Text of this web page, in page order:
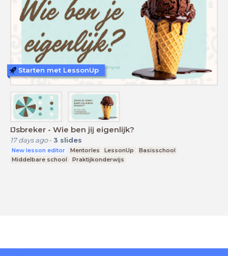
IJsbreker - Wie ben jij eigenlijk?
17 days ago- 3 slides
New lesson editor Mentorles LessonUp
Basisschool
Middelbare school
Praktijkonderwijs
Starten met LessonUp